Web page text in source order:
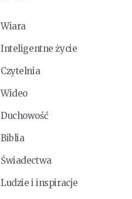
Wiara
Inteligentne życie
Czytelnia
Wideo
Duchowość
Biblia
Świadectwa
Ludzie i inspiracje